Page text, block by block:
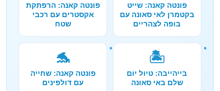
פונטה קאנה: שייט
בקטמרן לאי סאונה עם
בופה לצהריים
פונטה קאנה: הרפתקת
אקסטרים עם רכבי
שטח
🏝️
בייהייבה: טיול יום
שלם באי סאונה
🐬
פונטה קאנה: שחייה
עם דולפינים